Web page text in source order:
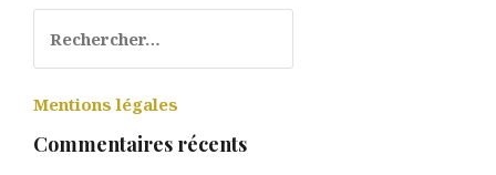
Mentions légales
Commentaires récents